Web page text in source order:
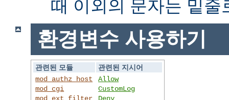
때 이외의 문자는 밑줄
환경변수 사용하기
관련된 모듈
관련된 지시어
mod_authz_host
mod_cgi
Allow
CustomLog